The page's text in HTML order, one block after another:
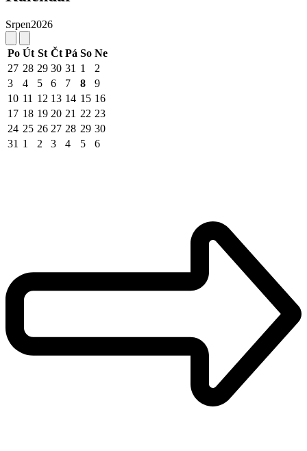
Srpen2026
Po Út St Čt Pá So Ne
27 28 29 30 31 1
2
3
4 5 6 7 8
9
10 11 12 13 14 15 16
17 18 19 20 21 22 23
24 25 26 27 28 29 30
31 1 2 3 4 5 6